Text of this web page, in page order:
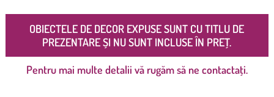
OBIECTELE DE DECOR EXPUSE SUNT CU TITLU DE
PREZENTARE ȘI NU SUNT INCLUSE ÎN PREȚ.
Pentru mai multe detalii vă rugăm să ne contactați.